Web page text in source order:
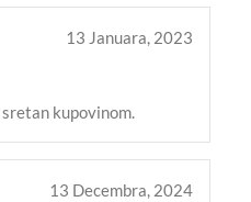
13 Januara, 2023
kupovinom.
13 Decembra, 2024